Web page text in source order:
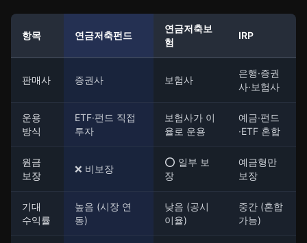
항목 연금저축펀드
연금저축보
험
IRP
판매사 증권사 보험사
은행·증권
사·보험사
운용
방식
ETF·펀드 직접
투자
보험사가 이
율로 운용
예금·펀드
·ETF 혼합
원금
보장
❌ 비보장
⭕ 일부 보
장
예금형만
보장
기대
수익률
높음 (시장 연
동)
낮음 (공시
이율)
중간 (혼합
가능)